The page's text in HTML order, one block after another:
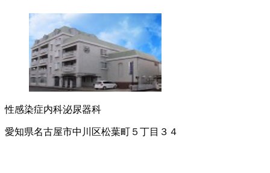
性感染症内科泌尿器科
愛知県名古屋市中川区松葉町５丁目３４